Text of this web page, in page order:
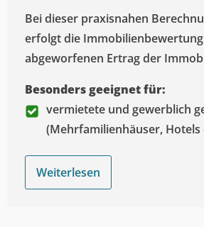
Bei dieser praxisnahen
erfolgt die
abgeworfenen Ertrag der
Besonders geeignet für:
vermietete und gewerblich
(Mehrfamilienhäuser, Hotels
Weiterlesen